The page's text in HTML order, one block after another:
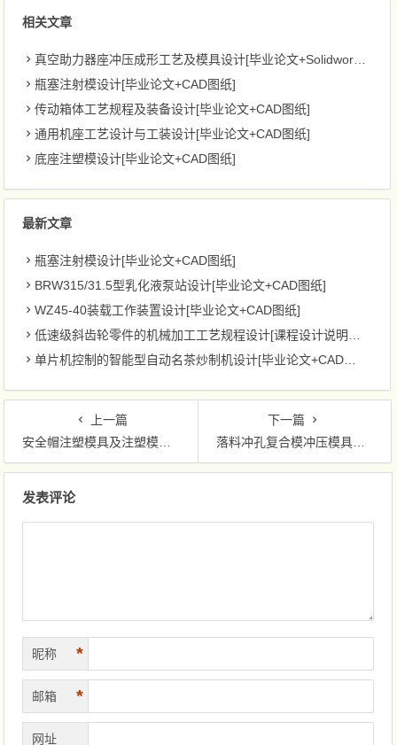
相关文章
真空助力器座冲压成形工艺及模具设计[毕业论文+Solidworks三维+CAD图纸]
瓶塞注射模设计[毕业论文+CAD图纸]
传动箱体工艺规程及装备设计[毕业论文+CAD图纸]
通用机座工艺设计与工装设计[毕业论文+CAD图纸]
底座注塑模设计[毕业论文+CAD图纸]
最新文章
瓶塞注射模设计[毕业论文+CAD图纸]
BRW315/31.5型乳化液泵站设计[毕业论文+CAD图纸]
WZ45-40装载工作装置设计[毕业论文+CAD图纸]
低速级斜齿轮零件的机械加工工艺规程设计[课程设计说明书+CAD图纸]
单片机控制的智能型自动名茶炒制机设计[毕业论文+CAD图纸]
上一篇
安全帽注塑模具及注塑模腔三维造型CAD/CAM[毕业论文+CNC程序+CAD图纸]
下一篇
落料冲孔复合模冲压模具毕业设计[毕业论文+CAD图纸]
发表评论
昵称 *
邮箱 *
网址